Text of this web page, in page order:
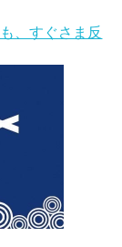
、すぐさま反